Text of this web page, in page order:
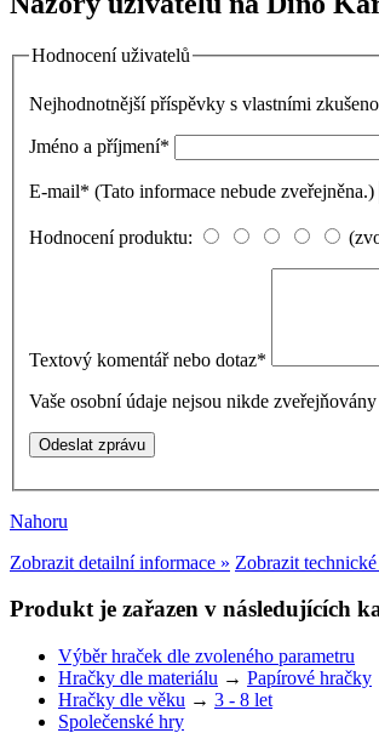
Hodnocení uživatelů
Nejhodnotnější příspěvky s vlastními
Jméno a příjmení*
E-mail* (Tato informace nebude zveřejněna.)
Hodnocení produktu:
Textový komentář nebo dotaz*
Vaše osobní údaje nejsou nikde
Nahoru
Zobrazit detailní informace » Zobrazit
Produkt je zařazen v následujících
Výběr hraček dle zvoleného parametru
Hračky dle materiálu → Papírové hračky
Hračky dle věku → 3 - 8 let
Společenské hry